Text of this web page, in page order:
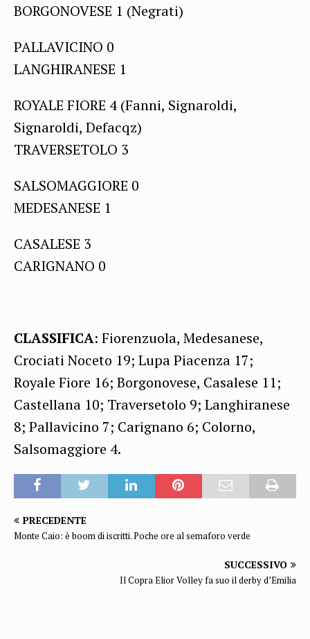
BORGONOVESE 1 (Negrati)
PALLAVICINO 0
LANGHIRANESE 1
ROYALE FIORE 4 (Fanni, Signaroldi,
Signaroldi, Defacqz)
TRAVERSETOLO 3
SALSOMAGGIORE 0
MEDESANESE 1
CASALESE 3
CARIGNANO 0
CLASSIFICA: Fiorenzuola, Medesanese,
Crociati Noceto 19; Lupa Piacenza 17;
Royale Fiore 16; Borgonovese, Casalese 11;
Castellana 10; Traversetolo 9; Langhiranese
8; Pallavicino 7; Carignano 6; Colorno,
Salsomaggiore 4.
PRECEDENTE
Monte Caio: è boom di iscritti. Poche ore al semaforo verde
SUCCESSIVO
Il Copra Elior Volley fa suo il derby d’Emilia